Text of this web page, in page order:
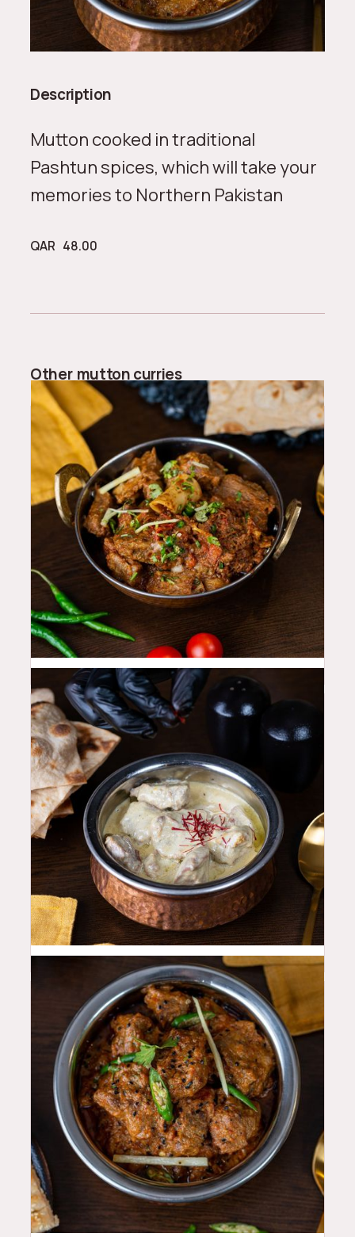
Description
Mutton cooked in traditional
Pashtun spices, which will take your
memories to Northern Pakistan
QAR 48.00
Other mutton curries
QAR 48
QAR 50
QAR